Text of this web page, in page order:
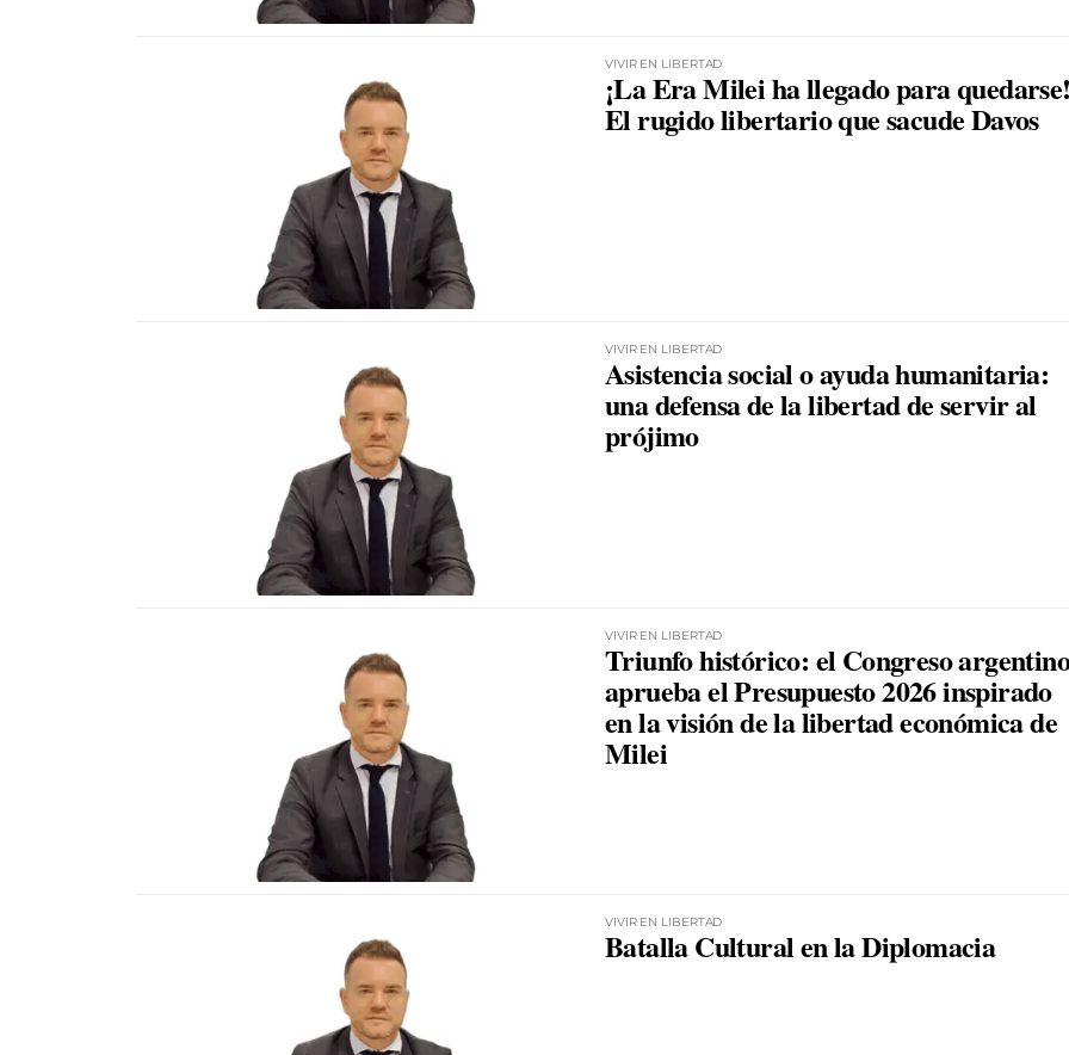
VIVIR EN LIBERTAD
¡La Era Milei ha llegado para
El rugido libertario que sacude Davos
VIVIR EN LIBERTAD
Asistencia social o ayuda humanitaria:
una defensa de la libertad de servir al
prójimo
VIVIR EN LIBERTAD
Triunfo histórico: el Congreso argentino
aprueba el Presupuesto 2026 inspirado
en la visión de la libertad económica de
Milei
VIVIR EN LIBERTAD
Batalla Cultural en la Diplomacia